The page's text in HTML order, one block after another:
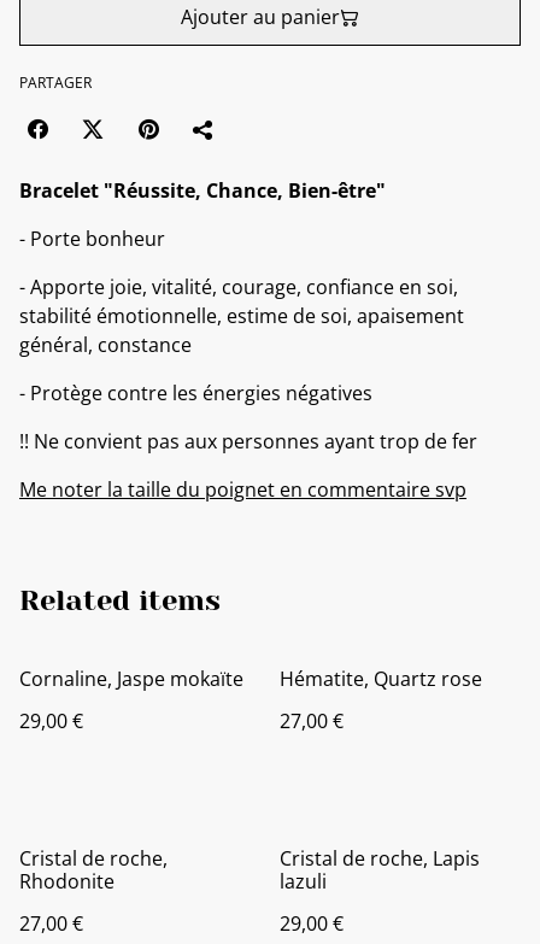
Ajouter au panier
PARTAGER
Bracelet "Réussite, Chance, Bien-être"
- Porte bonheur
- Apporte joie, vitalité, courage, confiance en soi,
stabilité émotionnelle, estime de soi, apaisement
général, constance
- Protège contre les énergies négatives
!! Ne convient pas aux personnes ayant trop de fer
Me noter la taille du poignet en commentaire svp
Related items
Cornaline, Jaspe mokaïte
29,00 €
Hématite, Quartz rose
27,00 €
Cristal de roche,
Rhodonite
27,00 €
Cristal de roche, Lapis
lazuli
29,00 €